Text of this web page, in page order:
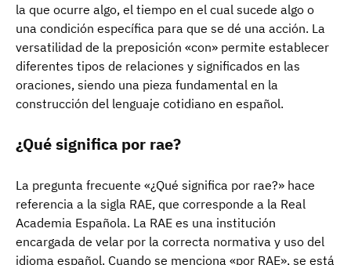
la que ocurre algo, el tiempo en el cual sucede algo o
una condición específica para que se dé una acción. La
versatilidad de la preposición «con» permite establecer
diferentes tipos de relaciones y significados en las
oraciones, siendo una pieza fundamental en la
construcción del lenguaje cotidiano en español.
¿Qué significa por rae?
La pregunta frecuente «¿Qué significa por rae?» hace
referencia a la sigla RAE, que corresponde a la Real
Academia Española. La RAE es una institución
encargada de velar por la correcta normativa y uso del
idioma español. Cuando se menciona «por RAE», se está